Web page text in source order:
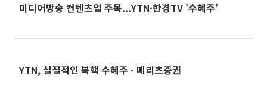
미디어방송 컨텐츠업 주목...YTN·한경TV '수혜주'
YTN, 실질적인 북핵 수혜주 - 메리츠증권